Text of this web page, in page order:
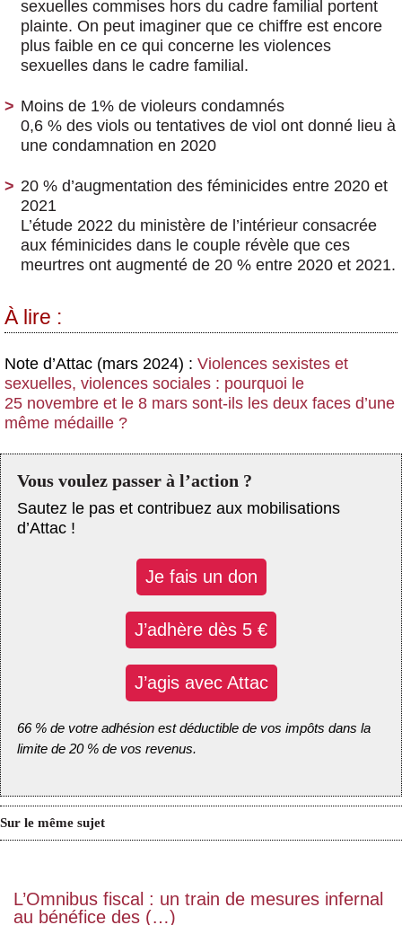
sexuelles commises hors du cadre familial portent
plainte. On peut imaginer que ce chiffre est encore
plus faible en ce qui concerne les violences
sexuelles dans le cadre familial.
Moins de 1% de violeurs condamnés
0,6 % des viols ou tentatives de viol ont donné lieu à
une condamnation en 2020
20 % d’augmentation des féminicides entre 2020 et
2021
L’étude 2022 du ministère de l’intérieur consacrée
aux féminicides dans le couple révèle que ces
meurtres ont augmenté de 20 % entre 2020 et 2021.
À lire :
Note d’Attac (mars 2024) : Violences sexistes et
sexuelles, violences sociales : pourquoi le
25 novembre et le 8 mars sont-ils les deux faces d’une
même médaille ?
Vous voulez passer à l’action ?
Sautez le pas et contribuez aux mobilisations
d’Attac !
Je fais un don
J’adhère dès 5 €
J’agis avec Attac
66 % de votre adhésion est déductible de vos impôts dans la
limite de 20 % de vos revenus.
Sur le même sujet
L’Omnibus fiscal : un train de mesures infernal
au bénéfice des (…)